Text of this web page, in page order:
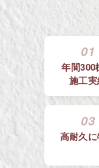
01
年間300
施工
03
高耐久